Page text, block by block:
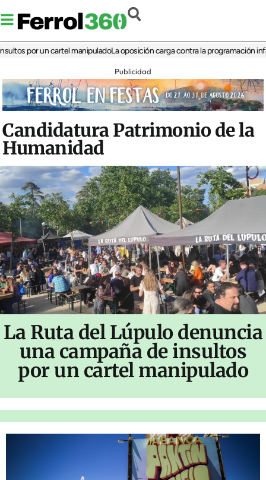
por un cartel manipuladoLa oposición carga contra la programación infantil
Publicidad
Candidatura Patrimonio de la
Humanidad
La Ruta del Lúpulo denuncia
una campaña de insultos
por un cartel manipulado